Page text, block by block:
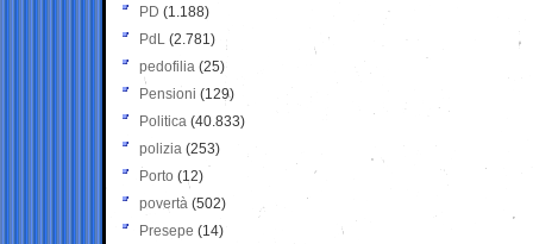
PD (1.188)
PdL (2.781)
pedofilia (25)
Pensioni (129)
Politica (40.833)
polizia (253)
Porto (12)
povertà (502)
Presepe (14)